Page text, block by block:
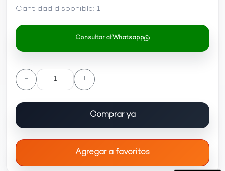
Cantidad disponible: 1
Consultar al:Whatsapp
- +
Comprar ya
Agregar a favoritos